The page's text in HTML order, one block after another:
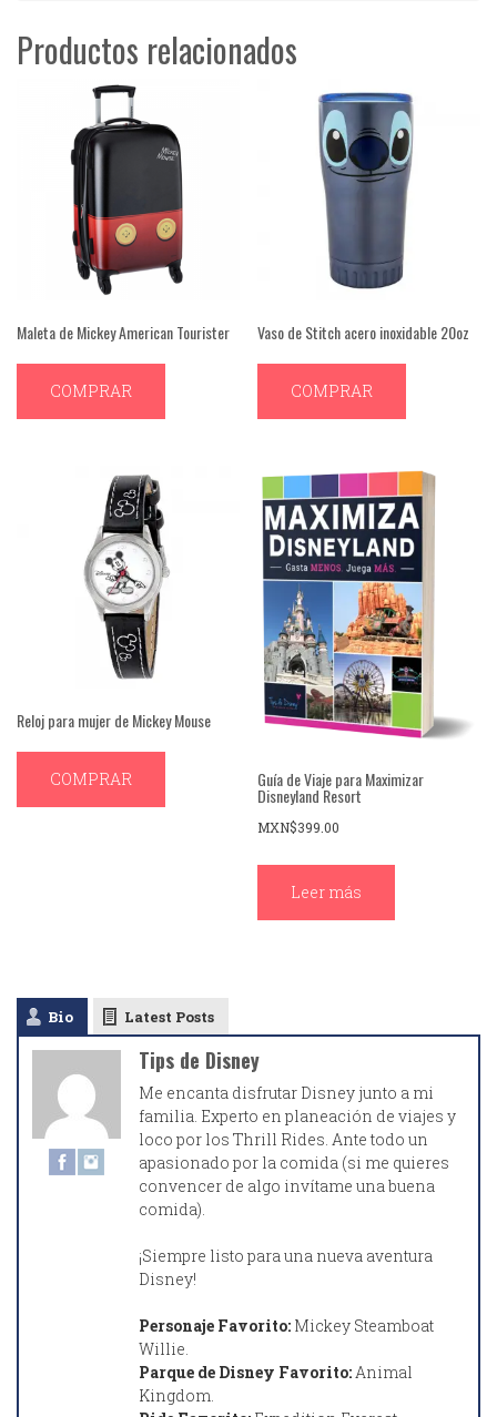
Productos relacionados
Maleta de Mickey American Tourister
COMPRAR
Vaso de Stitch acero inoxidable 20oz
COMPRAR
Reloj para mujer de Mickey Mouse
COMPRAR Guía de Viaje para Maximizar
Disneyland Resort
MXN$399.00
Leer más
Bio Latest Posts
Tips de Disney
Me encanta disfrutar Disney junto a mi
familia. Experto en planeación de viajes y
loco por los Thrill Rides. Ante todo un
apasionado por la comida (si me quieres
convencer de algo invítame una buena
comida).
¡Siempre listo para una nueva aventura
Disney!
Personaje Favorito: Mickey Steamboat
Willie.
Parque de Disney Favorito:Animal
Kingdom.